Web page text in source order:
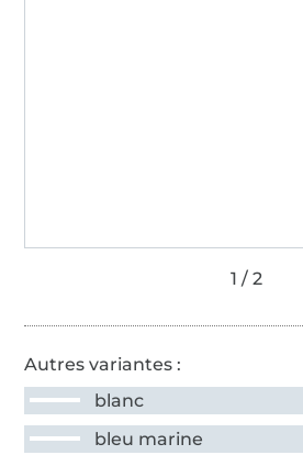
Autres variantes :
blanc
bleu marine